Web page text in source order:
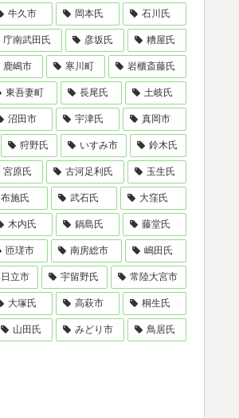
牛久市 岡本氏 石川氏
庁南武田氏 彦坂氏 糟屋氏
鹿嶋市 寒川町 岩櫃斎藤氏
東吾妻町 長尾氏 土岐氏
沼田市 宇津氏 真岡市
狩野氏 いすみ市 鈴木氏
宮原氏 古河足利氏 玉生氏
布施氏 武石氏 大窪氏
木内氏 鍋島氏 藤堂氏
匝瑳市 南房総市 嶋田氏
日立市 宇留野氏 常陸大宮市
大塚氏 高萩市 桐生氏
山田氏 みどり市 鳥居氏